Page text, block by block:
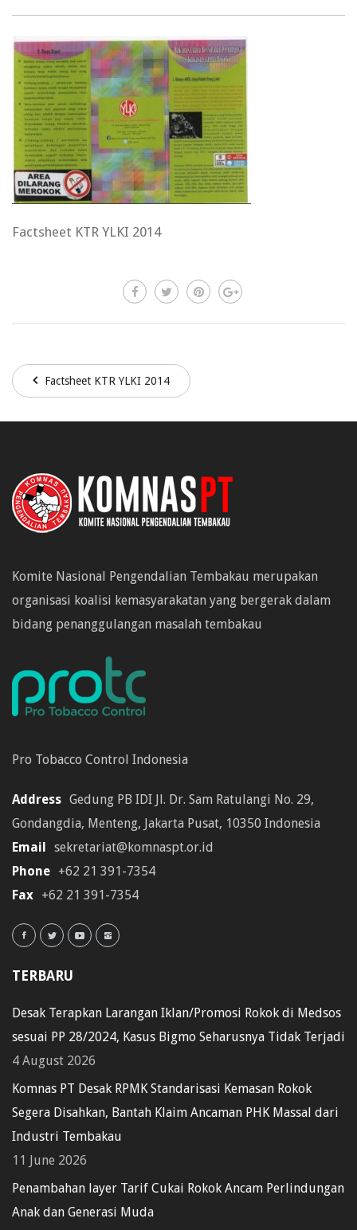
Factsheet KTR YLKI 2014
Factsheet KTR YLKI 2014
Komite Nasional Pengendalian Tembakau merupakan
organisasi koalisi kemasyarakatan yang bergerak dalam
bidang penanggulangan masalah tembakau
Pro Tobacco Control Indonesia
Address Gedung PB IDI Jl. Dr. Sam Ratulangi No. 29,
Gondangdia, Menteng, Jakarta Pusat, 10350 Indonesia
Email
sekretariat@komnaspt.or.id
Phone +62 21 391-7354
Fax +62 21 391-7354
TERBARU
Desak Terapkan Larangan Iklan/Promosi Rokok di Medsos
sesuai PP 28/2024, Kasus Bigmo Seharusnya Tidak Terjadi
4 August 2026
Komnas PT Desak RPMK Standarisasi Kemasan Rokok
Segera Disahkan, Bantah Klaim Ancaman PHK Massal dari
Industri Tembakau
11 June 2026
Penambahan layer Tarif Cukai Rokok Ancam Perlindungan
Anak dan Generasi Muda